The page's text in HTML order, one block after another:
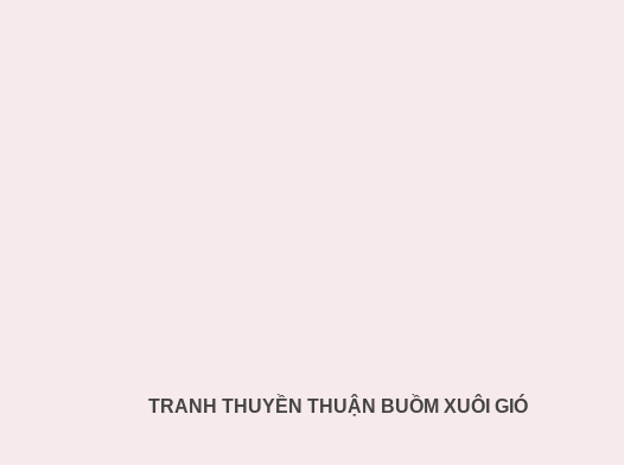
TRANH THUYỀN THUẬN BUỒM XUÔI GIÓ